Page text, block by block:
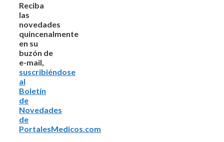
Reciba
las
novedades
quincenalmente
en su
buzón de
e-mail,
suscribiéndose
al
Boletín
de
Novedades
de
PortalesMedicos.com